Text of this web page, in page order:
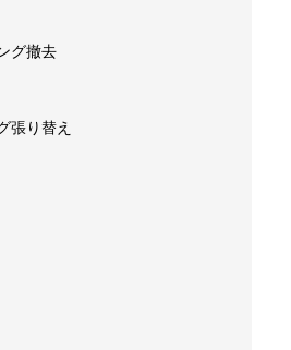
グ撤去
張り替え